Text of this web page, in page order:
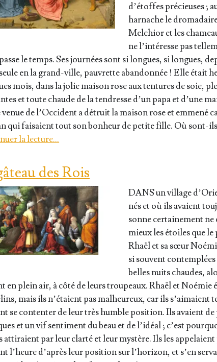
d’é­toffes pré­cieuses ;
har­nache le
Mel­chior et les
ne l’in­té­resse pas
le temps. Ses jour­nées sont si longues, si longues,
en la grand-ville, pau­vrette aban­don­née ! Elle était
mois, dans la jolie mai­son rose aux ten­tures de soie,
et toute chaude de la ten­dresse d’un papa et d’une
de l’Oc­ci­dent a détruit la mai­son rose et emme­né
qui fai­saient tout son bon­heur de petite fille. Où sont-ils
la lec­ture…
des Rois
DANS un vil­lage
nés et où ils avaient
sonne cer­tai­ne­ment ne
mieux les étoiles que
Rhaël et sa sœur
si sou­vent
belles nuits chaudes,
en plein air, à côté de leurs trou­peaux. Rhaël et Noé­mie
mais ils n’é­taient pas mal­heu­reux, car ils s’ai­maient
se conten­ter de leur très humble posi­tion. Ils avaient de
et un vif sen­ti­ment du beau et de l’i­déal ; c’est
atti­raient par leur clar­té et leur mys­tère. Ils les
l’heure d’a­près leur posi­tion sur l’ho­ri­zon, et s’en